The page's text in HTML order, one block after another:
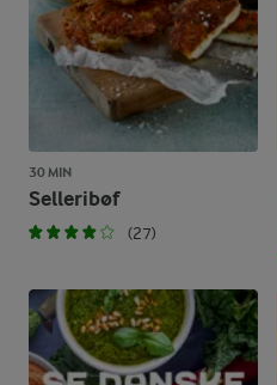
30 MIN
Selleribøf
(27)